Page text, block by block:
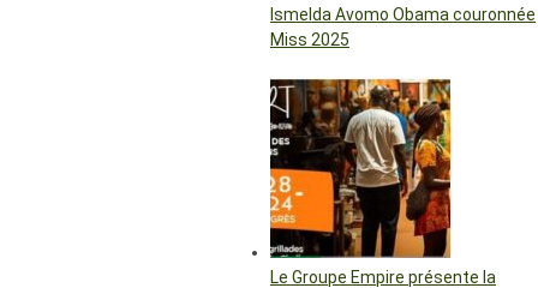
Ismelda Avomo Obama couronnée
Miss 2025
Le Groupe Empire présente la